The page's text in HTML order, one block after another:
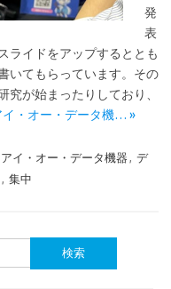
発
表
ライドをアップするととも
いてもらっています。その
が始まったりしており、
イ・オー・データ機… »
アイ・オー・データ機器 , デ
, 集中